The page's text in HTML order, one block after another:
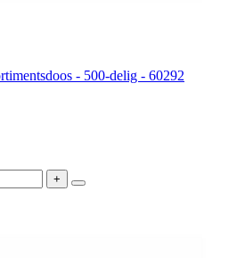
- 500-delig - 60292
+